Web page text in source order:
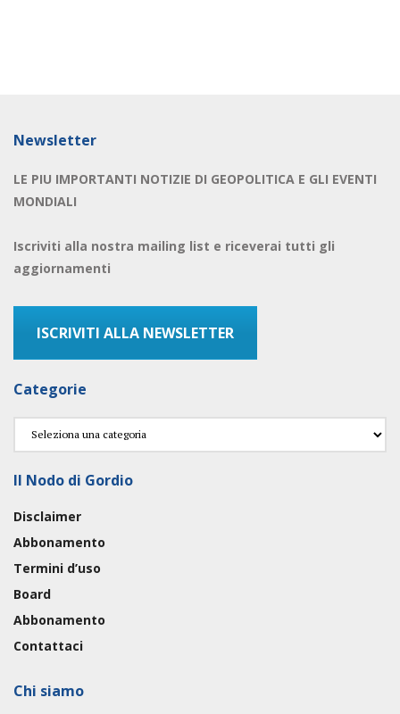
Newsletter
LE PIU IMPORTANTI NOTIZIE DI GEOPOLITICA E GLI EVENTI
MONDIALI
Iscriviti alla nostra mailing list e riceverai tutti gli
aggiornamenti
ISCRIVITI ALLA NEWSLETTER
Categorie
Categorie
Il Nodo di Gordio
Disclaimer
Abbonamento
Termini d’uso
Board
Abbonamento
Contattaci
Chi siamo